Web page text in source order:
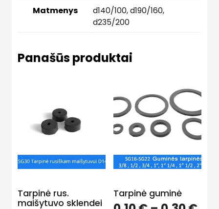
Matmenys
d140/100, d190/160,
d235/200
Panašūs produktai
Tarpinė rus.
maišytuvo sklendei
Tarpinė guminė